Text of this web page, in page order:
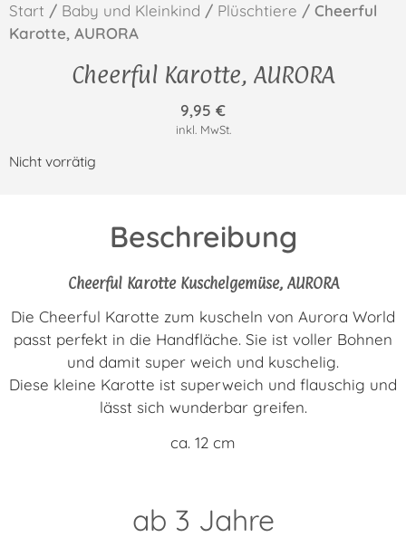
Start / Baby und Kleinkind / Plüschtiere / Cheerful
Karotte, AURORA
Cheerful Karotte, AURORA
9,95 €
inkl. MwSt.
Nicht vorrätig
Beschreibung
Cheerful Karotte Kuschelgemüse, AURORA
Die Cheerful Karotte zum kuscheln von Aurora World
passt perfekt in die Handfläche. Sie ist voller Bohnen
und damit super weich und kuschelig.
Diese kleine Karotte ist superweich und flauschig und
lässt sich wunderbar greifen.
ca. 12 cm
ab 3 Jahre